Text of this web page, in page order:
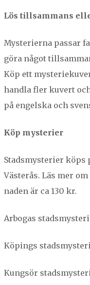
Lös till­sam­mans
Mys­terier­na pas­sar
göra något
Köp ett
hand­la fler kuvert
på engel­s­ka och
Köp mys­terier
Stadsmys­terier köps
Västerås. Läs mer
naden är ca 130 kr.
Arbo­gas
Köpings
Kungsör